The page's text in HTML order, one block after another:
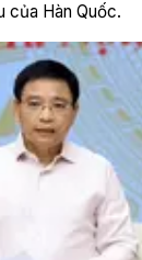
của Hàn Quốc.